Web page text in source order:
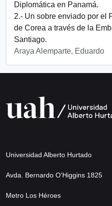
Diplomática en Panamá.
2.- Un sobre enviado por el
de Corea a través de la
Santiago.
Araya Alemparte, Eduardo
Universidad Alberto Hurtado
Avda. Bernardo O’Higgins 1825
Metro Los Héroes